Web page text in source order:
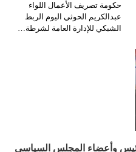
حكومة تصريف الأعمال اللواء
عبدالكريم الحوثي اليوم الربط
الشبكي للإدارة العامة لشرطة…
وأعضاء المجلس السياسي